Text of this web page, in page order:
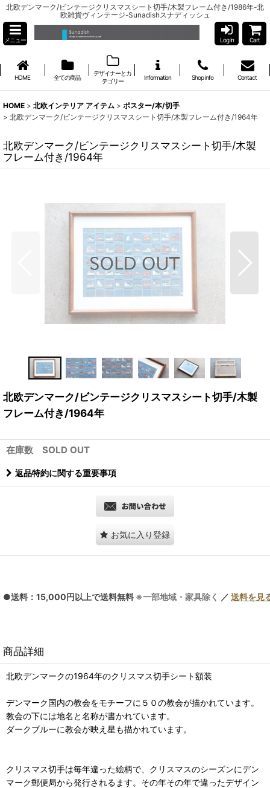
北欧デンマーク/ビンテージクリスマスシート切手/木製フレーム付き/1986年-北
欧雑貨ヴィンテージ-Sunadishスナディッシュ
メニュー Log in Cart
HOME 全ての商品
デザイナーとカ
テゴリー
Information Shop info Contact
HOME > 北欧インテリア アイテム > ポスター/本/切手
> 北欧デンマーク/ビンテージクリスマスシート切手/木製フレーム付き/1964年
北欧デンマーク/ビンテージクリスマスシート切手/木製
フレーム付き/1964年
北欧デンマーク/ビンテージクリスマスシート切手/木製
フレーム付き/1964年
在庫数 SOLD OUT
返品特約に関する重要事項
お気に入り登録
●送料：15,000円以上で送料無料 ※一部地域・家具除く ／ 送料を見
商品詳細
北欧デンマークの1964年のクリスマス切手シート額装
デンマーク国内の教会をモチーフに５０の教会が描かれています。
教会の下には地名と名称が書かれています。
ダークブルーに教会が映え星も描かれています。
クリスマス切手は毎年違った絵柄で、クリスマスのシーズンにデン
マーク郵便局から発行されるます。その年その年で違ったデザイン